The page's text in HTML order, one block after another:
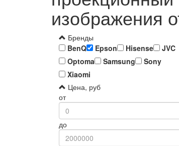
изображения
Бренды
BenQ
Epson Hisense
JVC
Optoma
Samsung
Sony
Xiaomi
Цена, руб
от
до